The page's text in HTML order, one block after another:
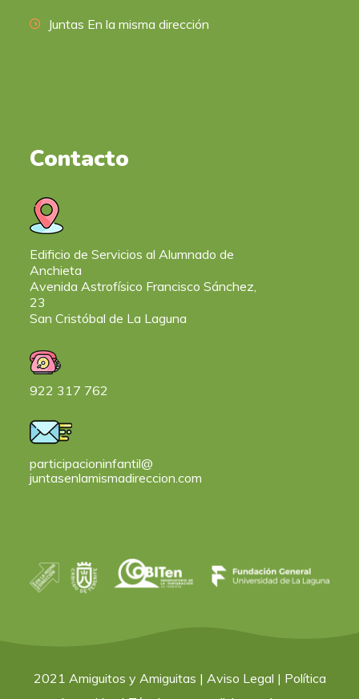
Juntas En la misma dirección
Contacto
Edificio de Servicios al Alumnado de
Anchieta
Avenida Astrofísico Francisco Sánchez,
23
San Cristóbal de La Laguna
922 317 762
participacioninfantil@
juntasenlamismadireccion.com
2021 Amiguitos y Amiguitas | Aviso Legal | Política